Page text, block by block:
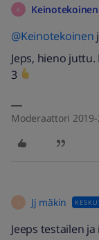
K Keinotekoinen
@Keinotekoinen
Jeps, hieno
3
Moderaattori
Jj mäkin
Jeeps testailen